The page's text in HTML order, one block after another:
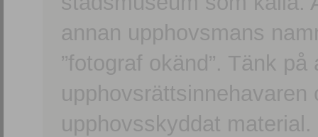
annan upphovsmans
”fotograf okänd”. Tänk
upphovsskyddat material.